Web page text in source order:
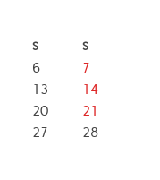
S S
6
7
13
14
20
21
27
28